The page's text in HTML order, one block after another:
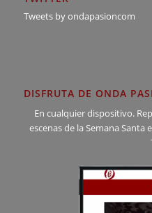
Tweets by ondapasioncom
DISFRUTA DE ONDA
En cualquier dispositivo.
escenas de la Semana